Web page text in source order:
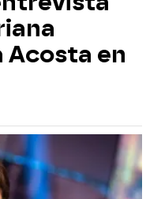
Acosta en